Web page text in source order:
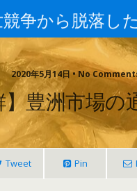
2020年5月14日 • No
豊洲市場の
Tweet Pin